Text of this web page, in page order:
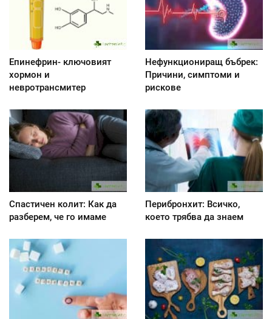
Епинефрин- ключовият
хормон и
невротрансмитер
Нефункциониращ бъбрек:
Причини, симптоми и
рискове
Спастичен колит: Как да
разберем, че го имаме
Перибронхит: Всичко,
което трябва да знаем